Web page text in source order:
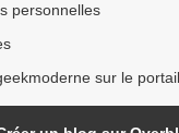
personnelles
sur le